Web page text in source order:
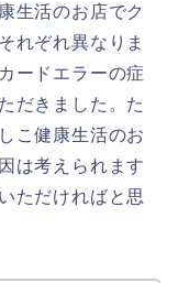
生活のお店でク
れぞれ異なりま
ードエラーの症
だきました。た
こ健康生活のお
は考えられます
ただければと思